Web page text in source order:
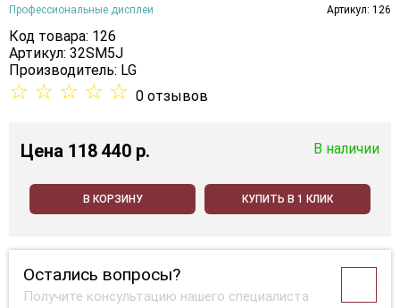
Профессиональные дисплеи Артикул: 126
Код товара: 126
Артикул: 32SM5J
Производитель: LG
☆ ☆ ☆ ☆ ☆ 0 отзывов
Цена 118 440 p. В наличии
В КОРЗИНУ КУПИТЬ В 1 КЛИК
Остались вопросы?
Получите консультацию нашего специалиста